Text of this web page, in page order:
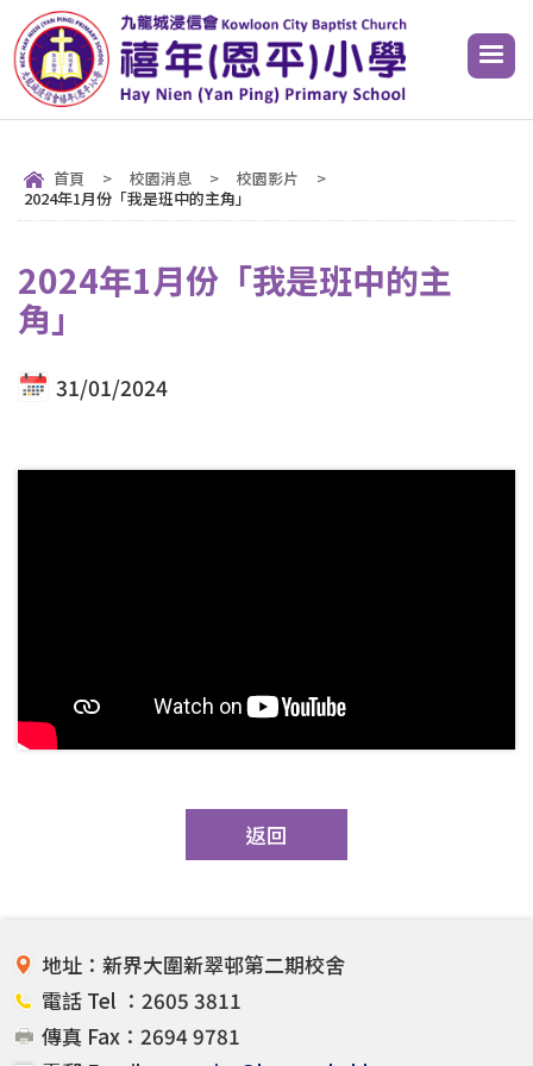
首頁 > 校園消息 > 校園影片
>
2024年1月份「我是班中的主角」
2024年1月份「我是班中的主
角」
31/01/2024
返回
地址：新界大圍新翠邨第二期校舍
電話 Tel ：2605 3811
傳真 Fax：2694 9781